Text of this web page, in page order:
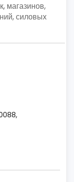
магазинов,
силовых